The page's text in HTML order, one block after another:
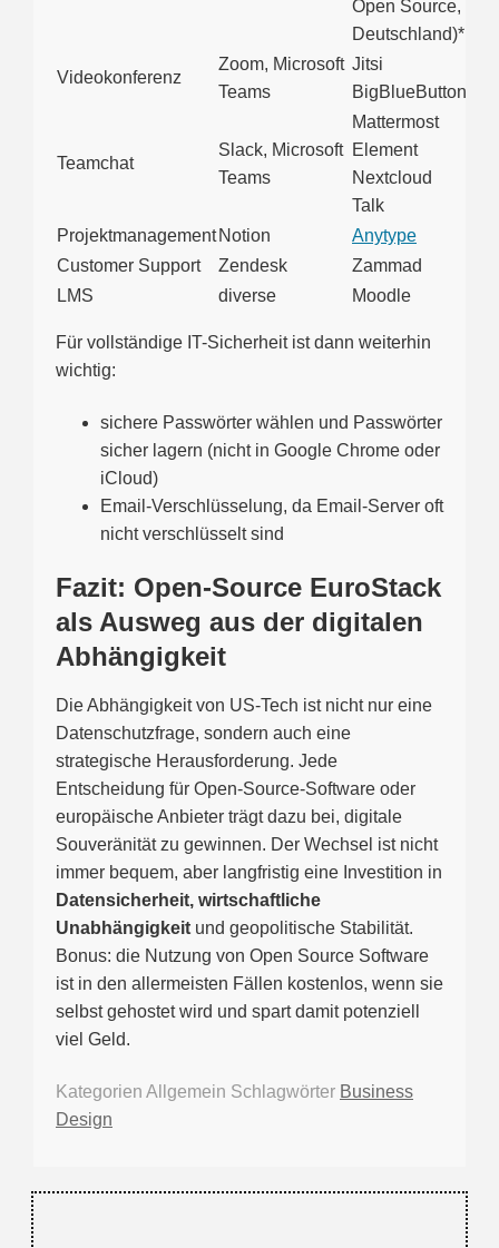
Open Source,
Deutschland)*
Videokonferenz
Zoom, Microsoft
Teams
Jitsi
BigBlueButton
Teamchat
Slack, Microsoft
Teams
Mattermost
Element
Nextcloud
Talk
Projektmanagement Notion
Anytype
Customer Support
Zendesk
Zammad
LMS
diverse Moodle
Für vollständige IT-Sicherheit ist dann weiterhin
wichtig:
sichere Passwörter wählen und Passwörter
sicher lagern (nicht in Google Chrome oder
iCloud)
Email-Verschlüsselung, da Email-Server oft
nicht verschlüsselt sind
Fazit: Open-Source EuroStack
als Ausweg aus der digitalen
Abhängigkeit
Die Abhängigkeit von US-Tech ist nicht nur eine
Datenschutzfrage, sondern auch eine
strategische Herausforderung. Jede
Entscheidung für Open-Source-Software oder
europäische Anbieter trägt dazu bei, digitale
Souveränität zu gewinnen. Der Wechsel ist nicht
immer bequem, aber langfristig eine Investition in
Datensicherheit, wirtschaftliche
Unabhängigkeit und geopolitische Stabilität.
Bonus: die Nutzung von Open Source Software
ist in den allermeisten Fällen kostenlos, wenn sie
selbst gehostet wird und spart damit potenziell
viel Geld.
Kategorien Allgemein Schlagwörter Business
Design